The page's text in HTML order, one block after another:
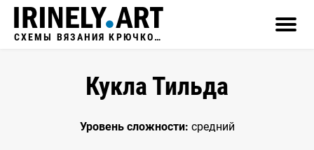
СХЕМЫ ВЯЗАНИЯ КРЮЧКОМ
Кукла Тильда
Уровень сложности: средний